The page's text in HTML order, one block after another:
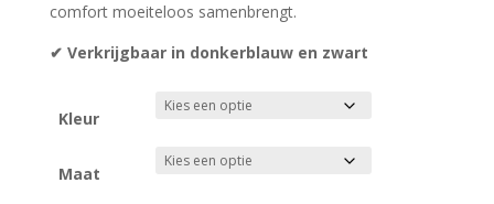
comfort moeiteloos samenbrengt.
✔ Verkrijgbaar in donkerblauw en zwart
Kleur
Maat